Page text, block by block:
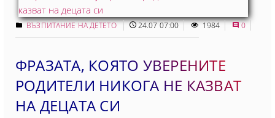
ВЪЗПИТАНИЕ НА ДЕТЕТО 24.07 07:00 1984 0
ФРАЗАТА, КОЯТО УВЕРЕНИТЕ
РОДИТЕЛИ НИКОГА НЕ КАЗВАТ
НА ДЕЦАТА СИ